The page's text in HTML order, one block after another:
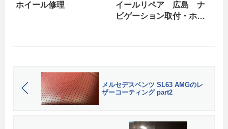
ホイール修理
イールリペア 広島 ナ
ビゲーション取付・ホイ
メルセデスベンツ SL63 AMGのレ
ザーコーティング part2